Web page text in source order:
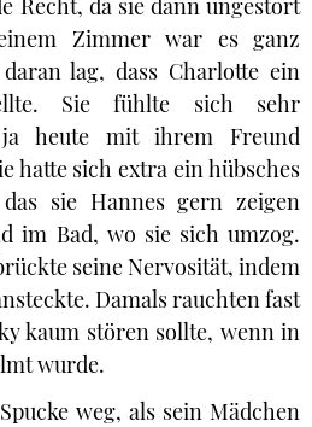
Recht, da sie dann ungestört
Zimmer war es ganz
lag, dass Charlotte ein
Sie fühlte sich sehr
heute mit ihrem Freund
hatte sich extra ein hübsches
sie Hannes gern zeigen
im Bad, wo sie sich umzog.
seine Nervosität, indem
Damals rauchten fast
kaum stören sollte, wenn in
wurde.
weg, als sein Mädchen